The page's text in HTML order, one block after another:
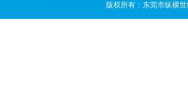
版权所有：东莞市纵横